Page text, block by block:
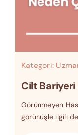
Kategori:
Cilt Bariyeri
Görünmeyen
görünüşle ilgili